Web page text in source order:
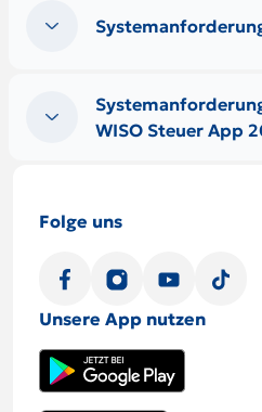
WISO Steuer App
Folge uns
Unsere App nutzen